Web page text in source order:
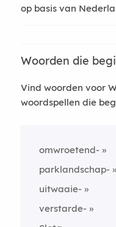
op basis van
Woorden die
Vind woorden voor
woordspellen die
omwroetend-
parklandschap-
uitwaaie-
verstarde-